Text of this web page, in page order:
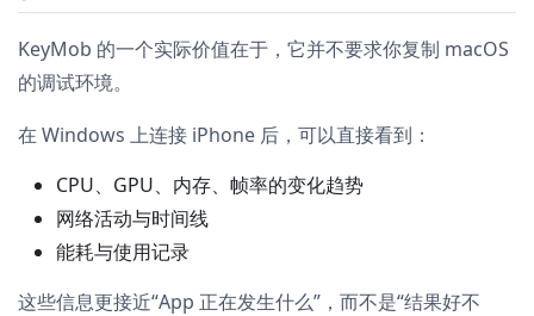
KeyMob 的一个实际价值在于，它并不要求你复制 macOS
的调试环境。
在 Windows 上连接 iPhone 后，可以直接看到：
CPU、GPU、内存、帧率的变化趋势
网络活动与时间线
能耗与使用记录
这些信息更接近“App 正在发生什么”，而不是“结果好不